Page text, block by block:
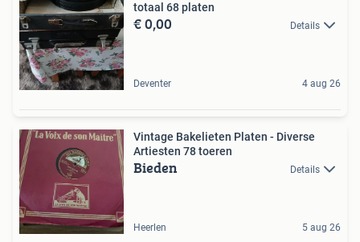
totaal 68 platen
€ 0,00 Details
Deventer 4 aug 26
Vintage Bakelieten Platen - Diverse
Artiesten 78 toeren
Bieden Details
Heerlen 5 aug 26